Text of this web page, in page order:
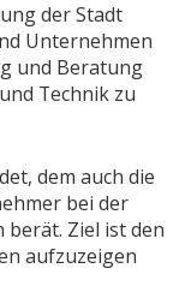
der Stadt
Unternehmen
und Beratung
Technik zu
dem auch die
bei der
Ziel ist den
aufzuzeigen